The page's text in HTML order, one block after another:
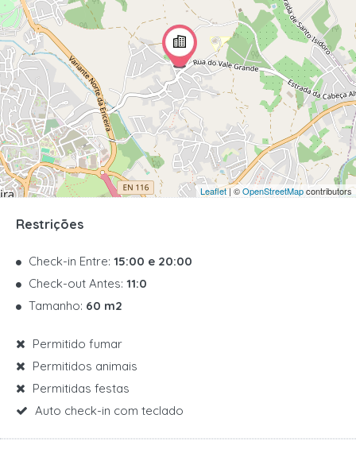
Leaflet| ©OpenStreetMapcontributors
Restrições
Check-in Entre: 15:00 e 20:00
Check-out Antes: 11:0
Tamanho: 60 m2
Permitido fumar
Permitidos animais
Permitidas festas
Auto check-in com teclado